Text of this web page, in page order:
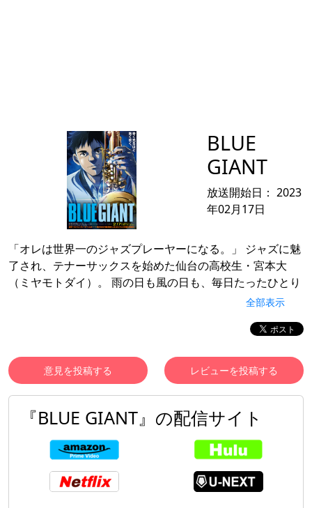
BLUE
GIANT
放送開始日： 2023
年02月17日
「オレは世界一のジャズプレーヤーになる。」 ジャズに魅
了され、テナーサックスを始めた仙台の高校生・宮本大
（ミヤモトダイ）。 雨の日も風の日も、毎日たったひとり
で何年も、河原でテナーサックスを吹き続けてきた。 卒業
マダシュンジ）のアパートに転がり込んだ大は、ある日訪
（サワベユキノリ）と出会う。 「組もう。」 大は雪祈をバ
ンドに誘う。はじめは本気で取り合わない雪祈だったが、
聴く者を圧倒する大のサックスに胸を打たれ、二人はバン
ドを組むことに。そこへ大の熱さに感化されドラムを始め
ず、ジャズの知識もなかったが、ひたすらに、全力で吹い
心者の玉田。 トリオの目標は、日本最高のジャズクラブ
全部表示
意見を投稿する レビューを投稿する
『BLUE GIANT』の配信サイト